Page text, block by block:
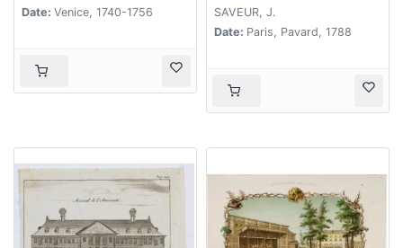
Date: Venice, 1740-1756
SAVEUR, J.
Date: Paris, Pavard, 1788